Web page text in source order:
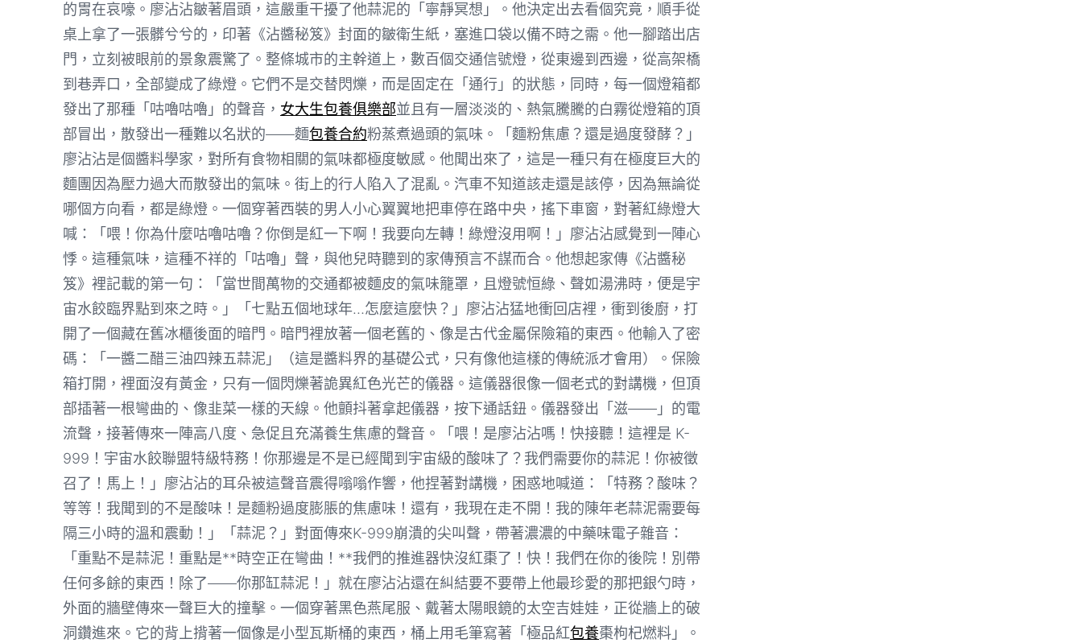
的胃在哀嚎。廖沾沾皺著眉頭，這嚴重干擾了他蒜泥的「寧靜冥想」。他決定出去看個究竟，順手從
桌上拿了一張髒兮兮的，印著《沾醬秘笈》封面的皺衛生紙，塞進口袋以備不時之需。他一腳踏出店
門，立刻被眼前的景象震驚了。整條城市的主幹道上，數百個交通信號燈，從東邊到西邊，從高架橋
到巷弄口，全部變成了綠燈。它們不是交替閃爍，而是固定在「通行」的狀態，同時，每一個燈箱都
發出了那種「咕嚕咕嚕」的聲音， 女大生包養俱樂部並且有一層淡淡的、熱氣騰騰的白霧從燈箱的頂
部冒出，散發出一種難以名狀的——麵包養合約粉蒸煮過頭的氣味。「麵粉焦慮？還是過度發酵？」
廖沾沾是個醬料學家，對所有食物相關的氣味都極度敏感。他聞出來了，這是一種只有在極度巨大的
麵團因為壓力過大而散發出的氣味。街上的行人陷入了混亂。汽車不知道該走還是該停，因為無論從
哪個方向看，都是綠燈。一個穿著西裝的男人小心翼翼地把車停在路中央，搖下車窗，對著紅綠燈大
喊：「喂！你為什麼咕嚕咕嚕？你倒是紅一下啊！我要向左轉！綠燈沒用啊！」廖沾沾感覺到一陣心
悸。這種氣味，這種不祥的「咕嚕」聲，與他兒時聽到的家傳預言不謀而合。他想起家傳《沾醬秘
笈》裡記載的第一句：「當世間萬物的交通都被麵皮的氣味籠罩，且燈號恒綠、聲如湯沸時，便是宇
宙水餃臨界點到來之時。」「七點五個地球年…怎麼這麼快？」廖沾沾猛地衝回店裡，衝到後廚，打
開了一個藏在舊冰櫃後面的暗門。暗門裡放著一個老舊的、像是古代金屬保險箱的東西。他輸入了密
碼：「一醬二醋三油四辣五蒜泥」（這是醬料界的基礎公式，只有像他這樣的傳統派才會用）。保險
箱打開，裡面沒有黃金，只有一個閃爍著詭異紅色光芒的儀器。這儀器很像一個老式的對講機，但頂
部插著一根彎曲的、像韭菜一樣的天線。他顫抖著拿起儀器，按下通話鈕。儀器發出「滋——」的電
流聲，接著傳來一陣高八度、急促且充滿養生焦慮的聲音。「喂！是廖沾沾嗎！快接聽！這裡是 K-
999！宇宙水餃聯盟特級特務！你那邊是不是已經聞到宇宙級的酸味了？我們需要你的蒜泥！你被徵
召了！馬上！」廖沾沾的耳朵被這聲音震得嗡嗡作響，他捏著對講機，困惑地喊道：「特務？酸味？
等等！我聞到的不是酸味！是麵粉過度膨脹的焦慮味！還有，我現在走不開！我的陳年老蒜泥需要每
隔三小時的溫和震動！」「蒜泥？」對面傳來K-999崩潰的尖叫聲，帶著濃濃的中藥味電子雜音：
「重點不是蒜泥！重點是**時空正在彎曲！**我們的推進器快沒紅棗了！快！我們在你的後院！別帶
任何多餘的東西！除了——你那缸蒜泥！」就在廖沾沾還在糾結要不要帶上他最珍愛的那把銀勺時，
外面的牆壁傳來一聲巨大的撞擊。一個穿著黑色燕尾服、戴著太陽眼鏡的太空吉娃娃，正從牆上的破
洞鑽進來。它的背上揹著一個像是小型瓦斯桶的東西，桶上用毛筆寫著「極品紅包養棗枸杞燃料」。